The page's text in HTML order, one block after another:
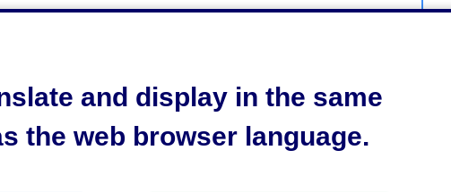
and display in the same
the web browser language.